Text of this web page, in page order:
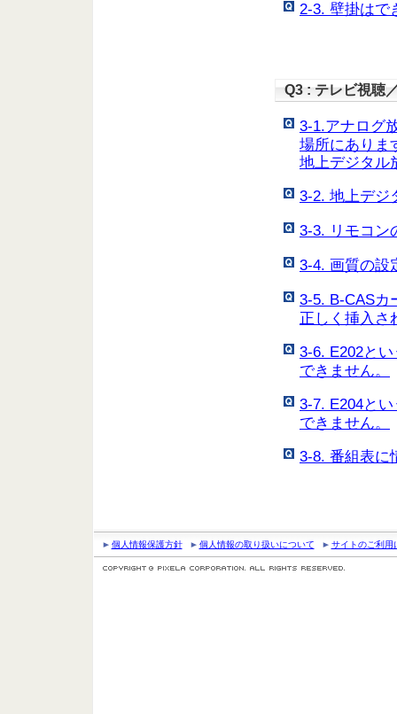
2-3. 壁掛はで
Q3 : テレビ視聴
3-1.アナログ
場所にありま
地上デジタル
3-2. 地上デジ
3-3. リモコン
3-4. 画質の設
3-5. B-CASカ
正しく挿入さ
3-6. E202と
できません。
3-7. E204と
できません。
3-8. 番組表に
個人情報保護方針 個人情報の取り扱いについて サイトのご利用